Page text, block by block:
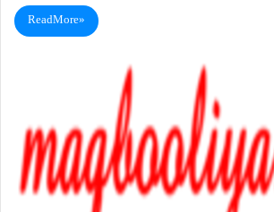
Read More »